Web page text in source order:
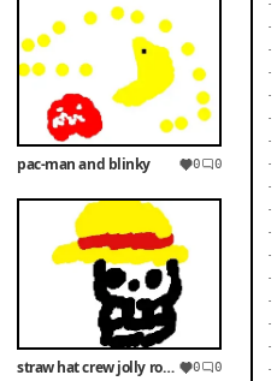
pac-man and blinky 0 0
straw hat crew jolly roger 0 0